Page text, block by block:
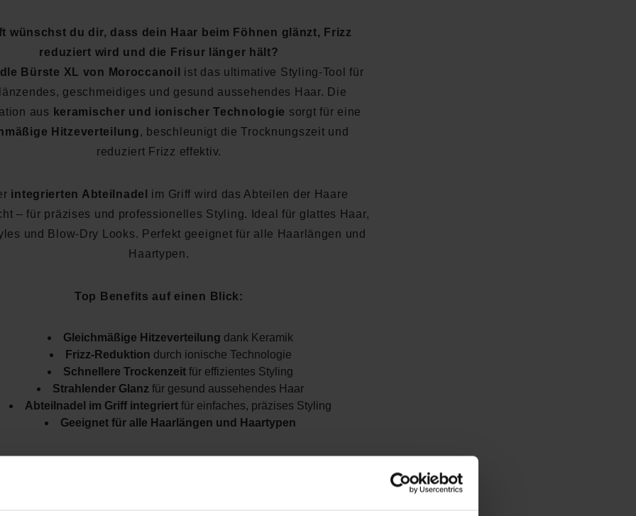
wünschst du dir, dass dein Haar beim Föhnen glänzt, Frizz
reduziert wird und die Frisur länger hält?
Bürste XL von Moroccanoil
ist das ultimative Styling-Tool für
geschmeidiges und gesund aussehendes Haar. Die
aus keramischer und ionischer Technologie sorgt für eine
Hitzeverteilung, beschleunigt die Trocknungszeit und
reduziert Frizz effektiv.
integrierten Abteilnadel
im Griff wird das Abteilen der Haare
– für präzises und professionelles Styling. Ideal für glattes Haar,
und Blow-Dry Looks. Perfekt geeignet für alle Haarlängen und
Haartypen.
Top Benefits auf einen Blick:
Gleichmäßige Hitzeverteilung dank Keramik
Frizz-Reduktion durch ionische Technologie
Schnellere Trockenzeit für effizientes Styling
Strahlender Glanz für gesund aussehendes Haar
Abteilnadel im Griff integriert für einfaches, präzises Styling
Geeignet für alle Haarlängen und Haartypen